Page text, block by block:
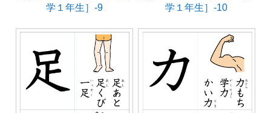
学１年生］-9
学１年生］-10